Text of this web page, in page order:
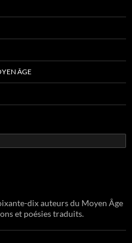
ÂGE
dix auteurs du Moyen Âge
et poésies traduits.